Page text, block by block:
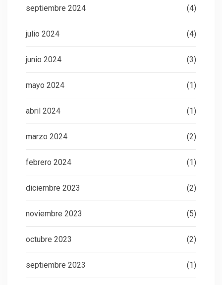
septiembre 2024 (4)
julio 2024 (4)
junio 2024 (3)
mayo 2024 (1)
abril 2024 (1)
marzo 2024 (2)
febrero 2024 (1)
diciembre 2023 (2)
noviembre 2023 (5)
octubre 2023 (2)
septiembre 2023 (1)